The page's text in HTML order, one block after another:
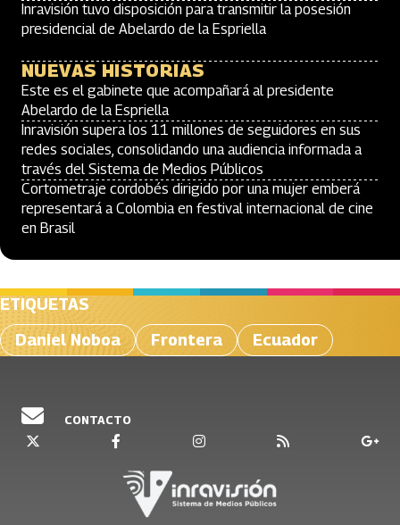
Inravisión tuvo disposición para transmitir la posesión
presidencial de Abelardo de la Espriella
NUEVAS HISTORIAS
Este es el gabinete que acompañará al presidente
Abelardo de la Espriella
Inravisión supera los 11 millones de seguidores en sus
redes sociales, consolidando una audiencia informada a
través del Sistema de Medios Públicos
Cortometraje cordobés dirigido por una mujer emberá
representará a Colombia en festival internacional de cine
en Brasil
ETIQUETAS
Daniel Noboa
Frontera Ecuador
CONTACTO